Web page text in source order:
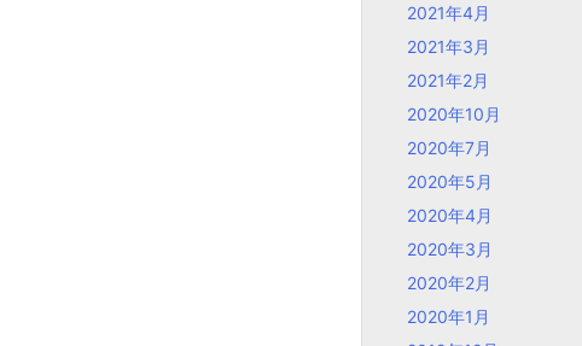
2021年4月
2021年3月
2021年2月
2020年10月
2020年7月
2020年5月
2020年4月
2020年3月
2020年2月
2020年1月